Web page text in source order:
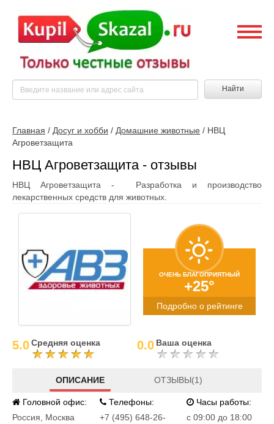
Найти
Главная / Досуг и хобби / Домашние животные / НВЦ
Агроветзащита
НВЦ Агроветзащита - отзывы
НВЦ Агроветзащита - Разработка и производство
лекарственных средств для животных.
ОЧЕНЬ БЛАГОПРИЯТНЫЙ
+25°
Подробно о рейтинге
5.0Средняя оценка 0.0 Ваша оценка
ОПИСАНИЕ ОТЗЫВЫ(1)
Головной офис:
Россия
Москва
Телефоны:
+7 (495) 648-26-
Часы работы:
c 09:00 до 18:00